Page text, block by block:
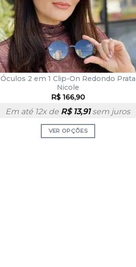
Óculos 2 em 1 Clip-On Redondo Prata
Nicole
R$166,90
Em até 12x de R$13,91sem juros
VER OPÇÕES